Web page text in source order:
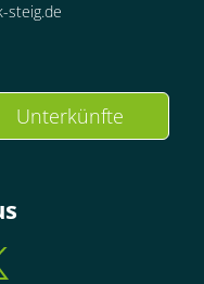
steig.de
Unterkünfte